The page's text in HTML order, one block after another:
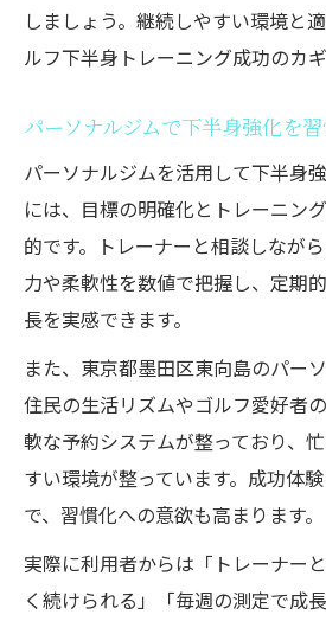
しましょう。継続しやすい環境と
ルフ下半身トレーニング成功のカギ
パーソナルジムで下半身強化を
パーソナルジムを活用して下半身
には、目標の明確化とトレーニン
的です。トレーナーと相談しなが
力や柔軟性を数値で把握し、定期
長を実感できます。
また、東京都墨田区東向島のパー
住民の生活リズムやゴルフ愛好者
軟な予約システムが整っており、
すい環境が整っています。成功体
で、習慣化への意欲も高まります。
実際に利用者からは「トレーナー
く続けられる」「毎週の測定で成